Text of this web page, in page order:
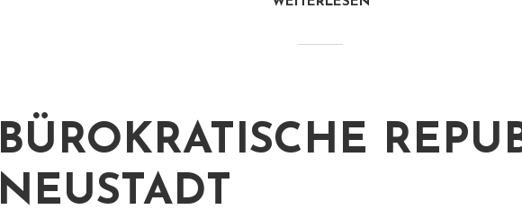
BÜROKRATISCHE
NEUSTADT